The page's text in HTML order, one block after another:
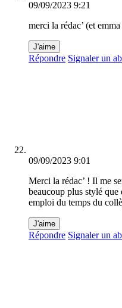
09/09/2023 9:21
merci la rédac’ (et
J'aime
Répondre Signaler un
09/09/2023 9:01
Merci la rédac’ ! Il me
beaucoup plus stylé
emploi du temps du
J'aime
Répondre Signaler un